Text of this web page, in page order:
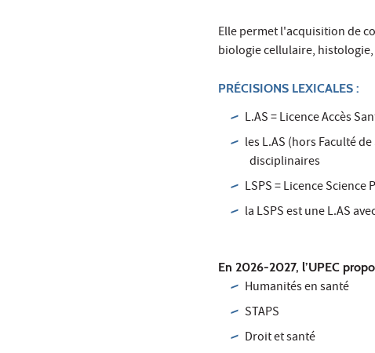
Elle permet l'acquisition de
biologie cellulaire,
PRÉCISIONS LEXICALES :
L.AS = Licence Accès
les L.AS (hors Faculté
disciplinaires
LSPS = Licence Science
la LSPS est une L.AS
En 2026-2027, l’UPEC
Humanités en santé
STAPS
Droit et santé